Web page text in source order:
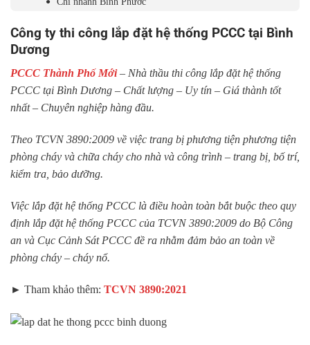
Công ty thi công lắp đặt hệ thống PCCC tại Bình
Dương
PCCC Thành Phố Mới– Nhà thầu thi công lắp đặt hệ thống
PCCC tại Bình Dương – Chất lượng – Uy tín – Giá thành tốt
nhất – Chuyên nghiệp hàng đầu.
Theo TCVN 3890:2009 về việc trang bị phương tiện phương tiện
phòng cháy và chữa cháy cho nhà và công trình – trang bị, bố trí,
kiểm tra, bảo dưỡng.
Việc lắp đặt hệ thống PCCC là điều hoàn toàn bắt buộc theo quy
định lắp đặt hệ thống PCCC của TCVN 3890:2009 do Bộ Công
an và Cục Cảnh Sát PCCC đề ra nhằm đảm bảo an toàn về
phòng cháy – cháy nổ.
► Tham khảo thêm: TCVN 3890:2021